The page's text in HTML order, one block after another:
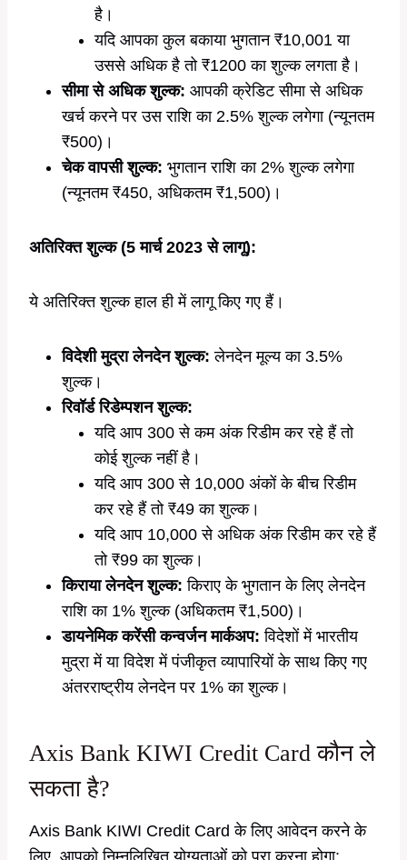
है।
यदि आपका कुल बकाया भुगतान ₹10,001 या
उससे अधिक है तो ₹1200 का शुल्क लगता है।
सीमा से अधिक शुल्क: आपकी क्रेडिट सीमा से अधिक
खर्च करने पर उस राशि का 2.5% शुल्क लगेगा (न्यूनतम
₹500)।
चेक वापसी शुल्क: भुगतान राशि का 2% शुल्क लगेगा
(न्यूनतम ₹450, अधिकतम ₹1,500)।
अतिरिक्त शुल्क (5 मार्च 2023 से लागू):
ये अतिरिक्त शुल्क हाल ही में लागू किए गए हैं।
विदेशी मुद्रा लेनदेन शुल्क: लेनदेन मूल्य का 3.5%
शुल्क।
रिवॉर्ड रिडेम्पशन शुल्क:
यदि आप 300 से कम अंक रिडीम कर रहे हैं तो
कोई शुल्क नहीं है।
यदि आप 300 से 10,000 अंकों के बीच रिडीम
कर रहे हैं तो ₹49 का शुल्क।
यदि आप 10,000 से अधिक अंक रिडीम कर रहे हैं
तो ₹99 का शुल्क।
किराया लेनदेन शुल्क: किराए के भुगतान के लिए लेनदेन
राशि का 1% शुल्क (अधिकतम ₹1,500)।
डायनेमिक करेंसी कन्वर्जन मार्कअप: विदेशों में भारतीय
मुद्रा में या विदेश में पंजीकृत व्यापारियों के साथ किए गए
अंतरराष्ट्रीय लेनदेन पर 1% का शुल्क।
Axis Bank KIWI Credit Card कौन ले
सकता है?
Axis Bank KIWI Credit Card के लिए आवेदन करने के